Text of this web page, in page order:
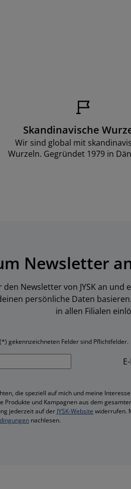
Skandinavische
Wir sind global mit
Wurzeln. Gegründet 1979 in
Newsletter
den Newsletter von JYSK an
persönliche Daten
in allen Filialen
gekennzeichneten Felder sind Pflichtfelder.
die speziell auf mich und meine
Produkte und Kampagnen aus dem
jederzeit auf der JYSK-Website widerrufen.
nachlesen.